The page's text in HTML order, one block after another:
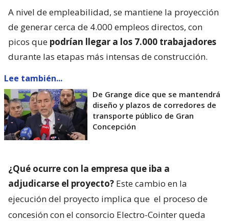
A nivel de empleabilidad, se mantiene la proyección
de generar cerca de 4.000 empleos directos, con
picos que podrían llegar a los 7.000 trabajadores
durante las etapas más intensas de construcción.
Lee también...
De Grange dice que se mantendrá
diseño y plazos de corredores de
transporte público de Gran
Concepción
¿Qué ocurre con la empresa que iba a
adjudicarse el proyecto? Este cambio en la
ejecución del proyecto implica que el proceso de
concesión con el consorcio Electro-Cointer queda